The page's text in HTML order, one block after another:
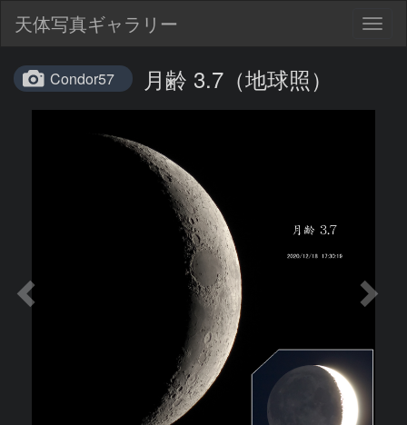
天体写真ギャラリー
Condor57 月齢 3.7（地球照）